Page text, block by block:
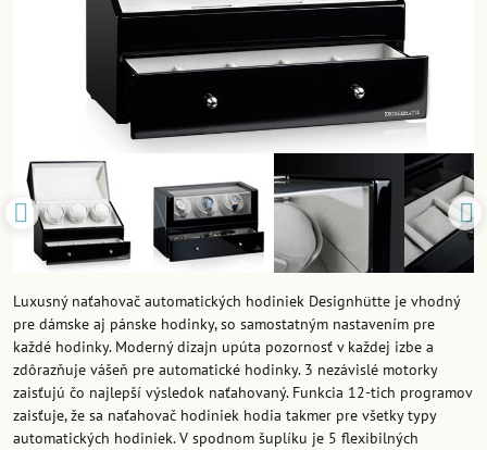
Luxusný naťahovač automatických hodiniek Designhütte je vhodný
pre dámske aj pánske hodinky, so samostatným nastavením pre
každé hodinky. Moderný dizajn upúta pozornosť v každej izbe a
zdôrazňuje vášeň pre automatické hodinky. 3 nezávislé motorky
zaisťujú čo najlepší výsledok naťahovaný. Funkcia 12-tich programov
zaisťuje, že sa naťahovač hodiniek hodia takmer pre všetky typy
automatických hodiniek. V spodnom šuplíku je 5 flexibilných